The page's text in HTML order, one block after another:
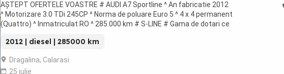
AȘTEPT OFERTELE VOASTRE # AUDI A7 Sportline ^ An fabricatie 2012
^ Motorizare 3.0 TDi 245CP ^ Norma de poluare Euro 5 ^ 4 x 4 permanent
(Quattro) ^ Inmatriculat RO ^ 285.000 km # S-LINE # Gama de dotari ce
2012 | diesel | 285000 km
Dragalina, Calarasi
25 iulie